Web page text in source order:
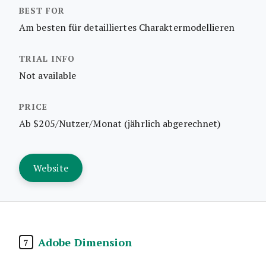
Am besten für detailliertes Charaktermodellieren
Not available
Ab $205/Nutzer/Monat (jährlich abgerechnet)
Website
7 Adobe Dimension